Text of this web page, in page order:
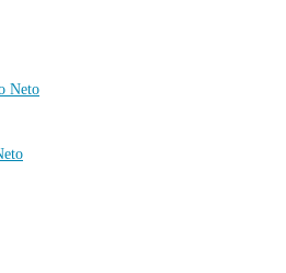
Neto